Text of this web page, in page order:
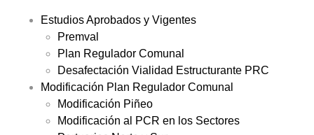
Estudios Aprobados y Vigentes
Premval
Plan Regulador Comunal
Desafectación Vialidad Estructurante PRC
Modificación Plan Regulador Comunal
Modificación Piñeo
Modificación al PCR en los Sectores